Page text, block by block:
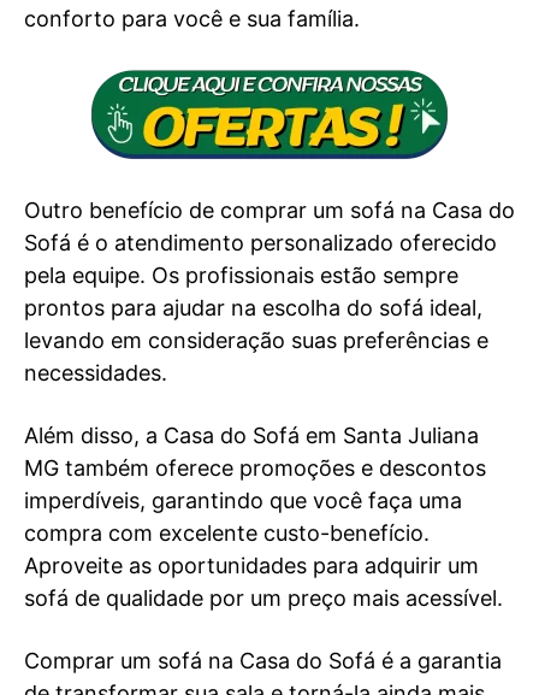
conforto para você e sua família.
Outro benefício de comprar um sofá na Casa do
Sofá é o atendimento personalizado oferecido
pela equipe. Os profissionais estão sempre
prontos para ajudar na escolha do sofá ideal,
levando em consideração suas preferências e
necessidades.
Além disso, a Casa do Sofá em Santa Juliana
MG também oferece promoções e descontos
imperdíveis, garantindo que você faça uma
compra com excelente custo-benefício.
Aproveite as oportunidades para adquirir um
sofá de qualidade por um preço mais acessível.
Comprar um sofá na Casa do Sofá é a garantia